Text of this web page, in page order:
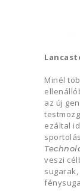
Minél
az új
ezáltal
veszi